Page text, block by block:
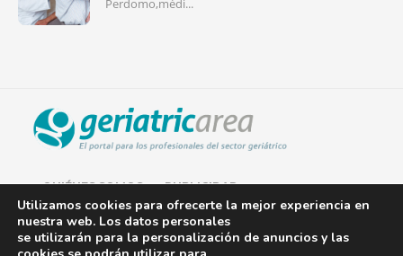
Perdomo,médi...
QUIÉNES SOMOS PUBLICIDAD
AVISO LEGAL
Utilizamos cookies para ofrecerte la mejor experiencia en
nuestra web. Los datos personales
se utilizarán para la personalización de anuncios y las